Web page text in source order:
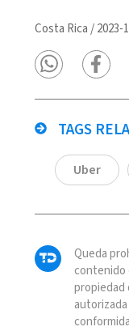
Costa Rica /2023-
TAGS
Uber
Queda
contenido
propiedad